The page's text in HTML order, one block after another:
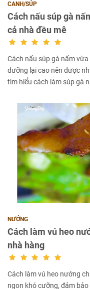
CANH/SÚP
Cách nấu súp gà
cả nhà đều mê
Cách nấu súp gà nấm
dưỡng lại cao nên được
tìm hiểu cách làm súp gà
NƯỚNG
Cách làm vú heo
nhà hàng
Cách làm vú heo nướng
ngon khó cưỡng, đảm